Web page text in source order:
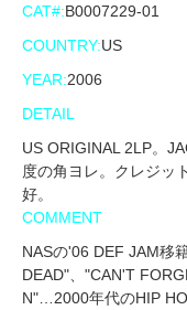
CAT#:B0007229-01
COUNTRY:US
YEAR:2006
DETAIL
US ORIGINAL 2LP。
度の角ヨレ。クレジッ
好。
COMMENT
NASの'06 DEF JAM移
DEAD"、"CAN'T
N"…2000年代のHIP